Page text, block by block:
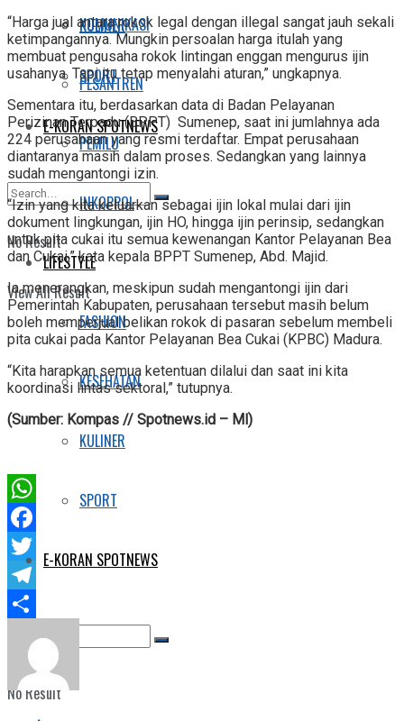
KULINER
SPORT
E-KORAN SPOTNEWS
No Result
View All Result
KOMUNIKASI
PESANTREN
PEMILU
INKOPPOL
LIFESTYLE
FASHION
KESEHATAN
KULINER
SPORT
E-KORAN SPOTNEWS
No Result
“Harga jual antara rokok legal dengan illegal sangat jauh sekali
ketimpangannya. Mungkin persoalan harga itulah yang
membuat pengusaha rokok lintingan enggan mengurus ijin
usahanya. Tapi itu tetap menyalahi aturan,” ungkapnya.
Sementara itu, berdasarkan data di Badan Pelayanan
Perizinan Terpadu (BPPT) Sumenep, saat ini jumlahnya ada
224 perusahaan yang resmi terdaftar. Empat perusahaan
diantaranya masih dalam proses. Sedangkan yang lainnya
sudah mengantongi izin.
“Izin yang kita keluarkan sebagai ijin lokal mulai dari ijin
dokument lingkungan, ijin HO, hingga ijin perinsip, sedangkan
untuk pita cukai itu semua kewenangan Kantor Pelayanan Bea
dan Cukai,” kata kepala BPPT Sumenep, Abd. Majid.
Ia menerangkan, meskipun sudah mengantongi ijin dari
Pemerintah Kabupaten, perusahaan tersebut masih belum
boleh memperjual belikan rokok di pasaran sebelum membeli
pita cukai pada Kantor Pelayanan Bea Cukai (KPBC) Madura.
“Kita harapkan semua ketentuan dilalui dan saat ini kita
koordinasi lintas sektoral,” tutupnya.
(Sumber: Kompas // Spotnews.id – Ml)
WhatsApp
Facebook
Twitter
Telegram